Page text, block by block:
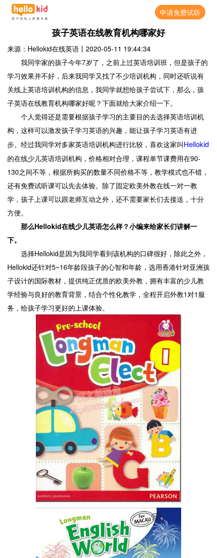
申请免费试听
孩子英语在线教育机构哪家好
来源：Hellokid在线英语 丨 2020-05-11 19:44:34
我同学家的孩子今年7岁了，之前上过英语培训班，但是孩子的
学习效果并不好，后来我同学又找了不少培训机构，同时还听说有
关线上英语培训机构的信息，我同学就想给孩子尝试下，那么，孩
子英语在线教育机构哪家好呢？下面就给大家介绍一下。
个人觉得还是需要根据孩子学习的主要目的去选择英语培训机
构，这样可以激发孩子学习英语的兴趣，能让孩子学习英语有进
步。经过我同学对多家英语培训机构进行比较，喜欢这家叫Hellokid
的在线少儿英语培训机构，价格相对合理，课程单节课费用在90-
130之间不等，根据所购买的数量不同价格不等，教学模式也不错，
还有免费试听课可以先去体验。除了固定欧美外教在线一对一教
学，孩子上课可以跟老师互动之外，还不需要家长们去接送，十分
方便。
那么Hellokid在线少儿英语怎么样？小编来给家长们讲解一
下。
选择Hellokid是因为我同学看到该机构的口碑很好，除此之外，
Hellokid还针对5~16年龄段孩子的心智和年龄，选用香港针对亚洲孩
子设计的国际教材，提供纯正优质的欧美外教，拥有丰富的少儿教
学经验与良好的教育背景，结合个性化教学，全程开启外教1对1服
务，给孩子学习更好的上课体验。